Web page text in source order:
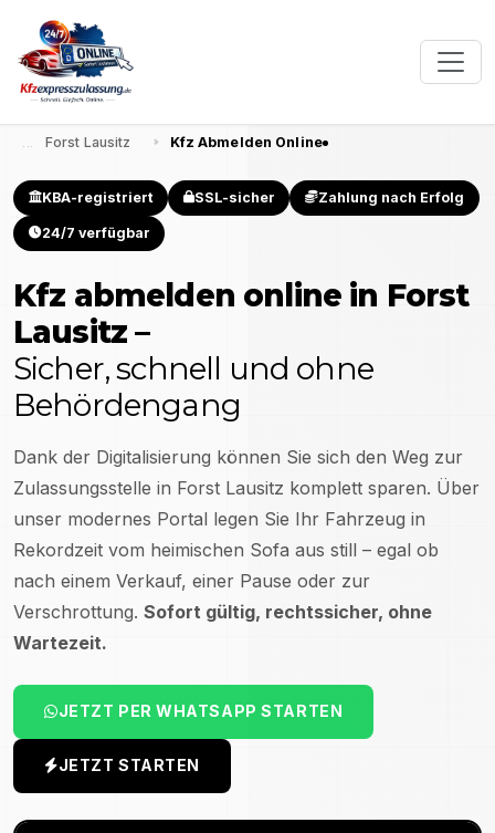
Forst Lausitz Kfz Abmelden Online
KBA-registriert SSL-sicher Zahlung nach Erfolg
24/7 verfügbar
Kfz abmelden online in Forst
Lausitz–
Sicher, schnell und ohne
Behördengang
Dank der Digitalisierung können Sie sich den Weg zur
Zulassungsstelle in Forst Lausitz komplett sparen. Über
unser modernes Portal legen Sie Ihr Fahrzeug in
Rekordzeit vom heimischen Sofa aus still – egal ob
nach einem Verkauf, einer Pause oder zur
Verschrottung. Sofort gültig, rechtssicher, ohne
Wartezeit.
JETZT PER WHATSAPP STARTEN
JETZT STARTEN